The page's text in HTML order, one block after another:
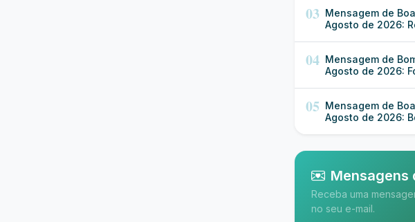
03 Mensagem de
Agosto de 2026:
04 Mensagem de
Agosto de 2026:
05 Mensagem de
Agosto de 2026:
Mensagens
Receba uma
no seu e-mail.